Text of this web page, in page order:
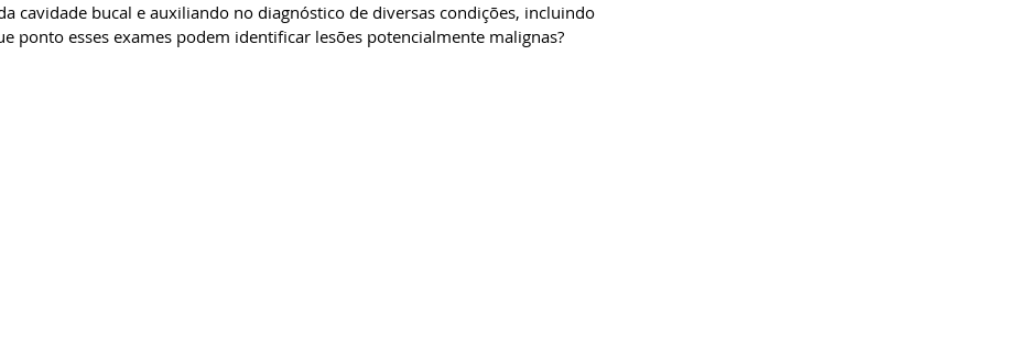
cavidade bucal e auxiliando no diagnóstico de diversas condições, incluindo
ponto esses exames podem identificar lesões potencialmente malignas?